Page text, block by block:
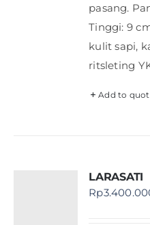
pasang.
Tinggi: 9
kulit sapi,
ritsleting
Add to
LARASATI
Rp